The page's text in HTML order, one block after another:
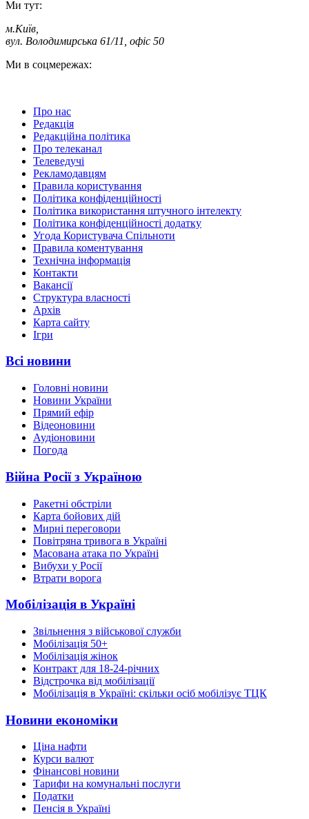
Ми тут:
м.Київ
вул. Володимирська 61/11, офіс 50
Ми в соцмережах:
Про нас
Редакція
Редакційна політика
Про телеканал
Телеведучі
Рекламодавцям
Правила користування
Політика конфіденційності
Політика використання штучного інтелекту
Політика конфіденційності додатку
Угода Користувача Спільноти
Правила коментування
Технічна інформація
Контакти
Вакансії
Структура власності
Архів
Карта сайту
Ігри
Всі новини
Головні новини
Новини України
Прямий ефір
Відеоновини
Аудіоновини
Погода
Війна Росії з Україною
Ракетні обстріли
Карта бойових дій
Мирні переговори
Повітряна тривога в Україні
Масована атака по Україні
Вибухи у Росії
Втрати ворога
Мобілізація в Україні
Звільнення з військової служби
Мобілізація 50+
Мобілізація жінок
Контракт для 18-24-річних
Відстрочка від мобілізації
Мобілізація в Україні: скільки осіб мобілізує ТЦК
Новини економіки
Ціна нафти
Курси валют
Фінансові новини
Тарифи на комунальні послуги
Податки
Пенсія в Україні